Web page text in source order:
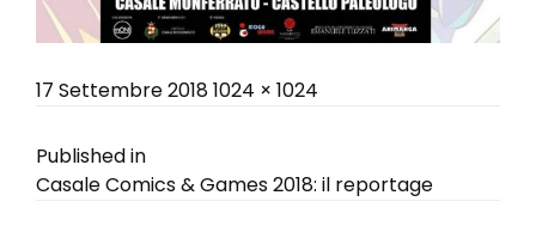
Posted
17 Settembre 2018Full
1024 × 1024
Navigazione
Published in
Casale Comics & Games 2018: il reportage